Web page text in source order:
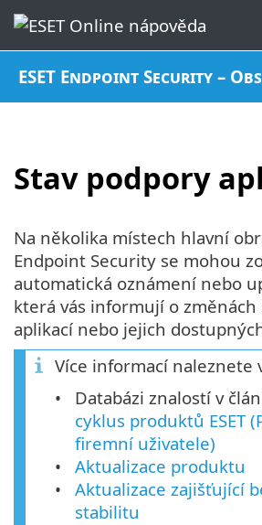
ESET Endpoint Security –
Stav podpory
Na několika místech hlavní
Endpoint Security se mohou
automatická oznámení nebo
která vás informují o
aplikací nebo jejich
Více informací naleznete
Databázi znalostí v
cyklus produktů ESET
firemní uživatele)
Aktualizace produktu
Aktualizace zajišťující
stabilitu